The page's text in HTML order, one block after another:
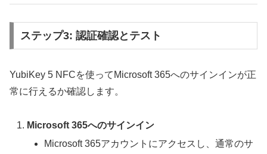
ステップ3: 認証確認とテスト
YubiKey 5 NFCを使ってMicrosoft 365へのサインインが正
常に行えるか確認します。
Microsoft 365へのサインイン
Microsoft 365アカウントにアクセスし、通常のサ